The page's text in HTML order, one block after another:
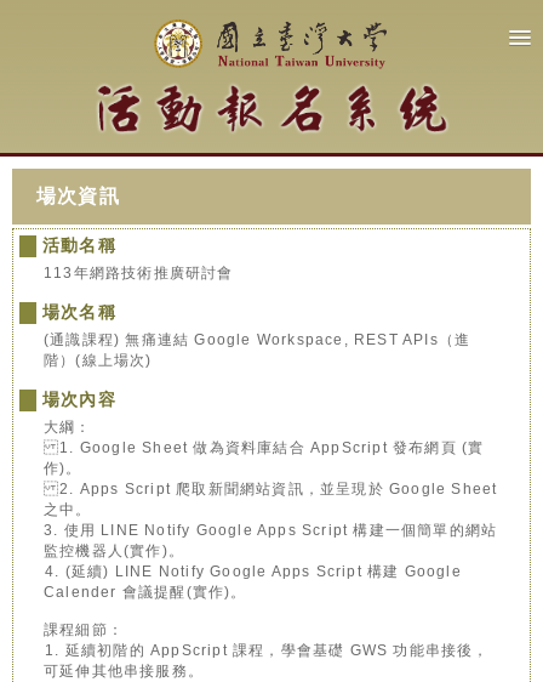
場次資訊
活動名稱
113年網路技術推廣研討會
場次名稱
(通識課程) 無痛連結 Google Workspace, REST APIs（進
階）(線上場次)
場次內容
大綱：
1. Google Sheet 做為資料庫結合 AppScript 發布網頁 (實
作)。
2. Apps Script 爬取新聞網站資訊，並呈現於 Google Sheet
之中。
3. 使用 LINE Notify Google Apps Script 構建一個簡單的網站
監控機器人(實作)。
4. (延續) LINE Notify Google Apps Script 構建 Google
Calender 會議提醒(實作)。
課程細節：
1. 延續初階的 AppScript 課程，學會基礎 GWS 功能串接後，
可延伸其他串接服務。